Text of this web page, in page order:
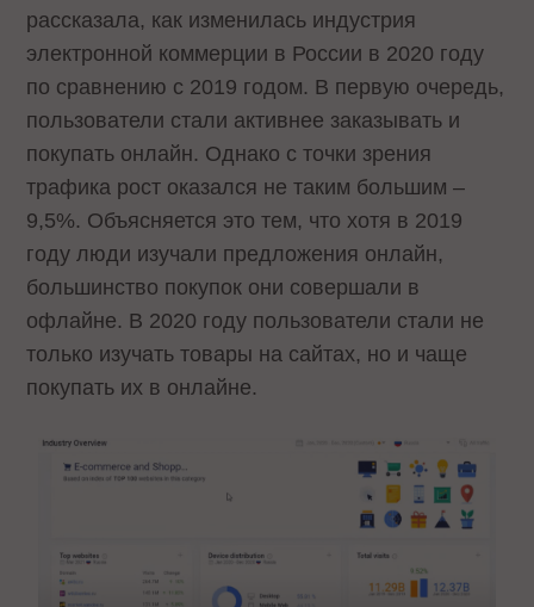
рассказала, как изменилась индустрия
электронной коммерции в России в 2020 году
по сравнению с 2019 годом. В первую очередь,
пользователи стали активнее заказывать и
покупать онлайн. Однако с точки зрения
трафика рост оказался не таким большим –
9,5%. Объясняется это тем, что хотя в 2019
году люди изучали предложения онлайн,
большинство покупок они совершали в
офлайне. В 2020 году пользователи стали не
только изучать товары на сайтах, но и чаще
покупать их в онлайне.